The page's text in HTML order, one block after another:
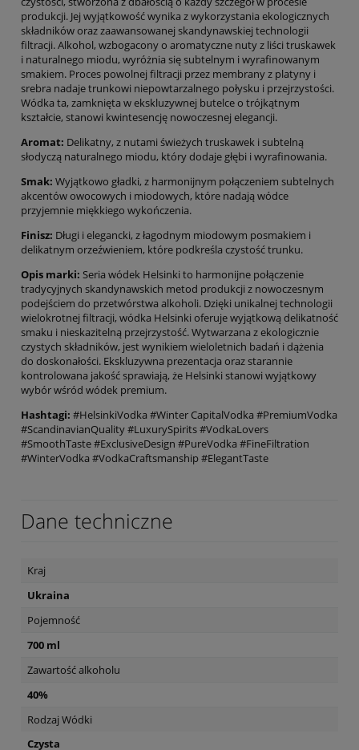
produkcji. Jej wyjątkowość wynika z wykorzystania ekologicznych
składników oraz zaawansowanej skandynawskiej technologii
filtracji. Alkohol, wzbogacony o aromatyczne nuty z liści truskawek
i naturalnego miodu, wyróżnia się subtelnym i wyrafinowanym
smakiem. Proces powolnej filtracji przez membrany z platyny i
srebra nadaje trunkowi niepowtarzalnego połysku i przejrzystości.
Wódka ta, zamknięta w ekskluzywnej butelce o trójkątnym
kształcie, stanowi kwintesencję nowoczesnej elegancji.
Aromat: Delikatny, z nutami świeżych truskawek i subtelną
słodyczą naturalnego miodu, który dodaje głębi i wyrafinowania.
Smak: Wyjątkowo gładki, z harmonijnym połączeniem subtelnych
akcentów owocowych i miodowych, które nadają wódce
przyjemnie miękkiego wykończenia.
Finisz: Długi i elegancki, z łagodnym miodowym posmakiem i
delikatnym orzeźwieniem, które podkreśla czystość trunku.
Opis marki: Seria wódek Helsinki to harmonijne połączenie
tradycyjnych skandynawskich metod produkcji z nowoczesnym
podejściem do przetwórstwa alkoholi. Dzięki unikalnej technologii
wielokrotnej filtracji, wódka Helsinki oferuje wyjątkową delikatność
smaku i nieskazitelną przejrzystość. Wytwarzana z ekologicznie
czystych składników, jest wynikiem wieloletnich badań i dążenia
do doskonałości. Ekskluzywna prezentacja oraz starannie
kontrolowana jakość sprawiają, że Helsinki stanowi wyjątkowy
wybór wśród wódek premium.
Hashtagi: #HelsinkiVodka #Winter CapitalVodka #PremiumVodka
#ScandinavianQuality #LuxurySpirits #VodkaLovers
#SmoothTaste #ExclusiveDesign #PureVodka #FineFiltration
#WinterVodka #VodkaCraftsmanship #ElegantTaste
Dane techniczne
Kraj
Ukraina
Pojemność
700 ml
Zawartość alkoholu
40%
Rodzaj Wódki
Czysta